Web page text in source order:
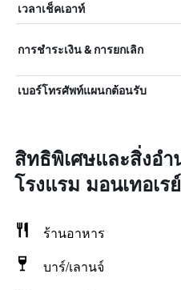
เวลาเช็คเอาท์
การชำระเงิน & การยกเลิก
เบอร์โทรศัพท์แผนกต้อนรับ
สิทธิพิเศษและสิ่งอ
โรงแรม มอนเทอเร
ร้านอาหาร
บาร์/เลานจ์